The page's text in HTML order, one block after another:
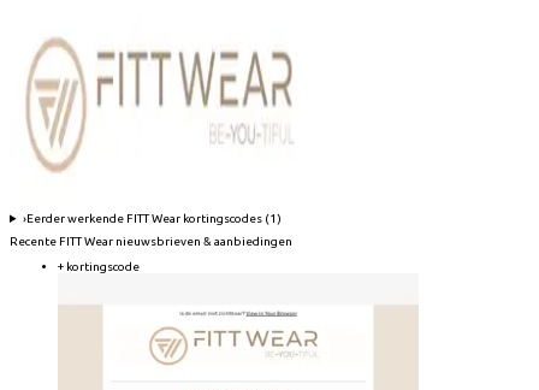
›Eerder werkende FITT Wearkortingscodes (1)
Recente FITT Wear nieuwsbrieven & aanbiedingen
+ kortingscode